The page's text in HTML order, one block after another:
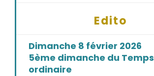
Edito
Dimanche 8 février 2026
5ème dimanche du Temps
ordinaire